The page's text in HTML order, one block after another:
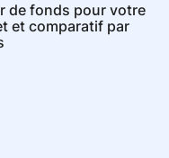
de fonds pour votre
et comparatif par